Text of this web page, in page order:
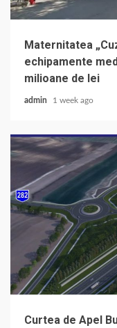
Maternitatea
echipamente
milioane de lei
admin 1 week ago
Curtea de Apel